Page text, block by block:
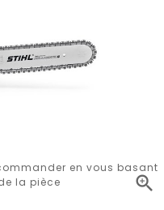

en vous basant
la pièce